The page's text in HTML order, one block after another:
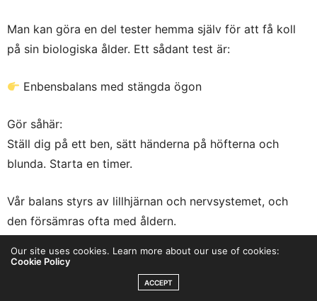
Man kan göra en del tester hemma själv för att få koll
på sin biologiska ålder. Ett sådant test är:
Enbensbalans med stängda ögon
Gör såhär:
Ställ dig på ett ben, sätt händerna på höfterna och
blunda. Starta en timer.
Vår balans styrs av lillhjärnan och nervsystemet, och
den försämras ofta med åldern.
Om en person över 40 år kan stå stabilt i mer än 10–15
sekunder med stängda ögon är det ett mycket gott
Our site uses cookies. Learn more about our use of cookies:
Cookie Policy
ACCEPT